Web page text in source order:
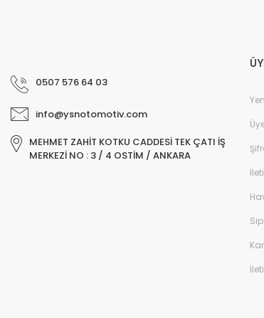
0507 576 64 03
info@ysnotomotiv.com
MEHMET ZAHİT KOTKU CADDESİ TEK ÇATI İŞ
MERKEZİ NO : 3 / 4 OSTİM / ANKARA